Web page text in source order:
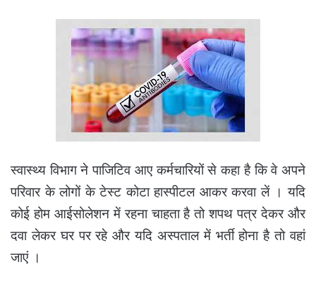
स्वास्थ्य विभाग ने पाजिटिव आए कर्मचारियों से कहा है कि वे अपने
परिवार के लोगों के टेस्ट कोटा हास्पीटल आकर करवा लें । यदि
कोई होम आईसोलेशन में रहना चाहता है तो शपथ पत्र देकर और
दवा लेकर घर पर रहे और यदि अस्पताल में भर्ती होना है तो वहां
जाएं ।